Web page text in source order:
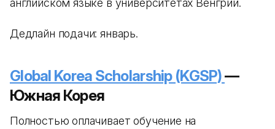
английском языке в университетах Венгрии.
Дедлайн подачи: январь.
Global Korea Scholarship (KGSP)—
Южная Корея
Полностью оплачивает обучение на